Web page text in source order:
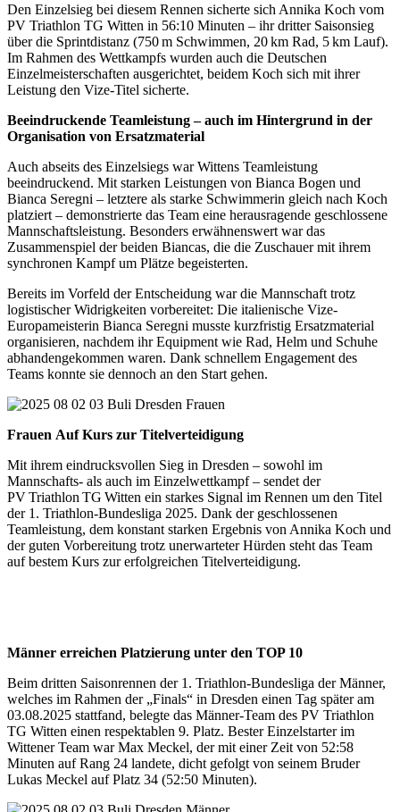
Den Einzelsieg bei diesem Rennen sicherte sich Annika Koch vom
PV Triathlon TG Witten in 56:10 Minuten – ihr dritter Saisonsieg
über die Sprintdistanz (750 m Schwimmen, 20 km Rad, 5 km Lauf).
Im Rahmen des Wettkampfs wurden auch die Deutschen
Einzelmeisterschaften ausgerichtet, beidem Koch sich mit ihrer
Leistung den Vize-Titel sicherte.
Beeindruckende Teamleistung – auch im Hintergrund in der
Organisation von Ersatzmaterial
Auch abseits des Einzelsiegs war Wittens Teamleistung
beeindruckend. Mit starken Leistungen von Bianca Bogen und
Bianca Seregni – letztere als starke Schwimmerin gleich nach Koch
platziert – demonstrierte das Team eine herausragende geschlossene
Mannschaftsleistung. Besonders erwähnenswert war das
Zusammenspiel der beiden Biancas, die die Zuschauer mit ihrem
synchronen Kampf um Plätze begeisterten.
Bereits im Vorfeld der Entscheidung war die Mannschaft trotz
logistischer Widrigkeiten vorbereitet: Die italienische Vize-
Europameisterin Bianca Seregni musste kurzfristig Ersatzmaterial
organisieren, nachdem ihr Equipment wie Rad, Helm und Schuhe
abhandengekommen waren. Dank schnellem Engagement des
Teams konnte sie dennoch an den Start gehen.
Frauen Auf Kurs zur Titelverteidigung
Mit ihrem eindrucksvollen Sieg in Dresden – sowohl im
Mannschafts‑ als auch im Einzelwettkampf – sendet der
PV Triathlon TG Witten ein starkes Signal im Rennen um den Titel
der 1. Triathlon-Bundesliga 2025. Dank der geschlossenen
Teamleistung, dem konstant starken Ergebnis von Annika Koch und
der guten Vorbereitung trotz unerwarteter Hürden steht das Team
auf bestem Kurs zur erfolgreichen Titelverteidigung.
Männer erreichen Platzierung unter den TOP 10
Beim dritten Saisonrennen der 1. Triathlon-Bundesliga der Männer,
welches im Rahmen der „Finals“ in Dresden einen Tag später am
03.08.2025 stattfand, belegte das Männer-Team des PV Triathlon
TG Witten einen respektablen 9. Platz. Bester Einzelstarter im
Wittener Team war Max Meckel, der mit einer Zeit von 52:58
Minuten auf Rang 24 landete, dicht gefolgt von seinem Bruder
Lukas Meckel auf Platz 34 (52:50 Minuten).